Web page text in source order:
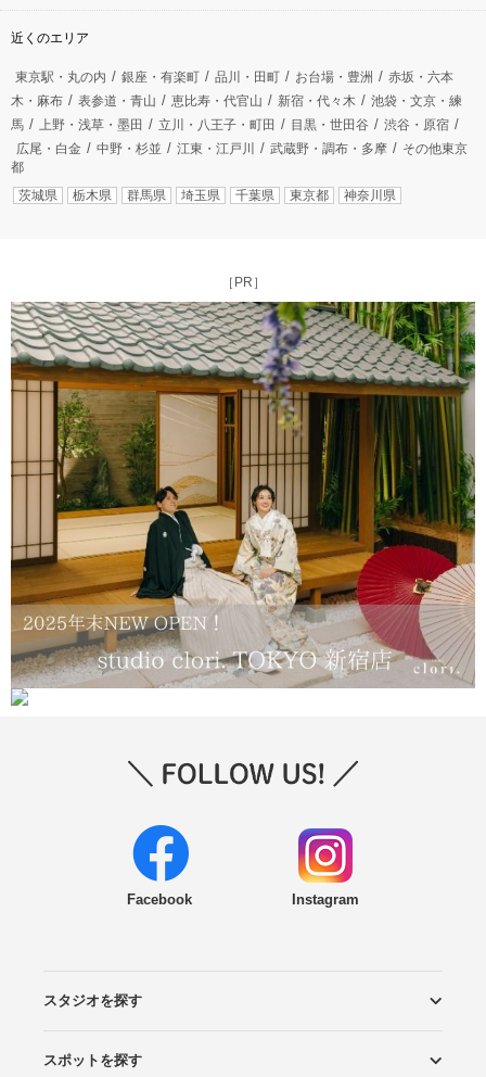
近くのエリア
東京駅・丸の内 銀座・有楽町 品川・田町 お台場・豊洲
赤坂・六本
木・麻布
表参道・青山 恵比寿・代官山 新宿・代々木
池袋・文京・練
馬
上野・浅草・墨田 立川・八王子・町田 目黒・世田谷
渋谷・原宿
広尾・白金
中野・杉並 江東・江戸川 武蔵野・調布・多摩
その他東京
都
茨城県
栃木県 群馬県 埼玉県 千葉県 東京都 神奈川県
［PR］
Facebook Instagram
スタジオを探す
エリアから探す
こだわりから探す
NEW PHOTO STYLE
プランから探す
フォトタイプ診断
フォトグラファーから探す
国内リゾートから探す
スポットを探す